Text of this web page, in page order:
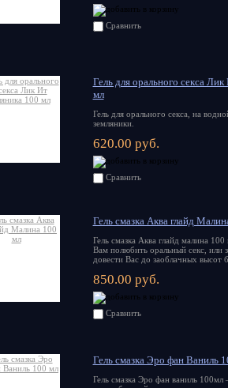
Сравнить
Гель для орального секса
мл
Гель для орального секса, на
земляники.
620.00 руб.
Сравнить
Гель смазка Аква глайд
Гель смазка Аква глайд малина
Вам полюбить оральный секс, или
довести Вас до заоблачных высот
850.00 руб.
Сравнить
Гель смазка Эро фан Ваниль
Гель смазка Эро фан ваниль